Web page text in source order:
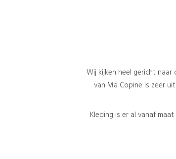
Wij kijken heel gericht
van Ma Copine is zeer
Kleding is er al vanaf